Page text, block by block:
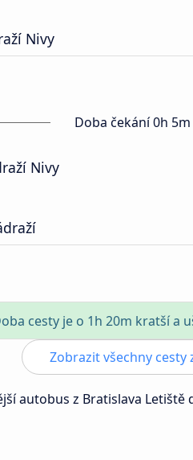
Nivy
Doba čekání 0h 5m
Nivy
cesty je o 1h 20m kratší a
Zobrazit všechny cesty
autobus z Bratislava Letiště